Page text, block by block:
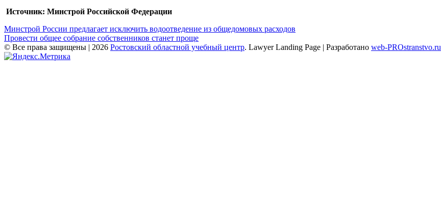
Источник: Минстрой Российской Федерации
Навигация
по
записям
Минстрой России предлагает исключить водоотведение из общедомовых расходов
Провести общее собрание собственников станет проще
© Все права защищены | 2026 Ростовский областной учебный центр. Lawyer Landing Page | Разработано web-PROstranstvo.ru